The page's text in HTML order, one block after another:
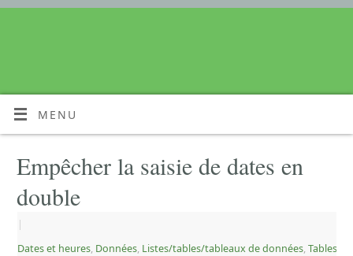
MENU
Empêcher la saisie de dates en
double
|
Dates et heures, Données, Listes/tables/tableaux de données, Tables